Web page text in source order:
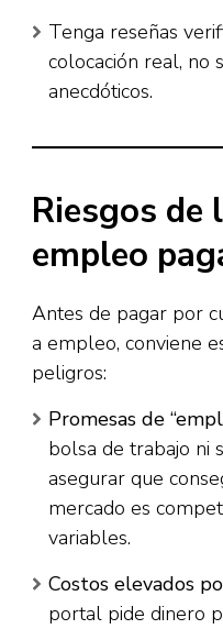
Tenga reseñas
colocación real, no
anecdóticos.
Riesgos de
empleo
Antes de pagar por
a empleo, conviene
peligros:
Promesas de
bolsa de trabajo ni
asegurar que
mercado es
variables.
Costos elevados
portal pide dinero